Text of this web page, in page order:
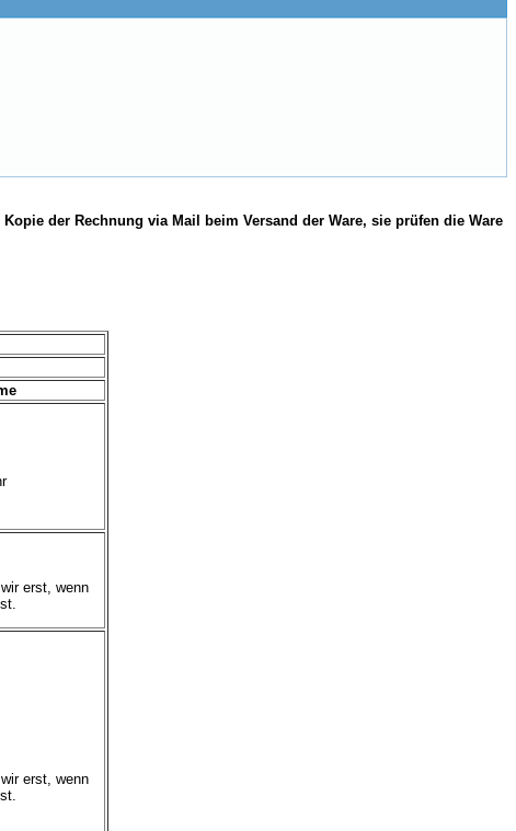
der Rechnung via Mail beim Versand der Ware, sie prüfen die Ware
erst, wenn
erst, wenn